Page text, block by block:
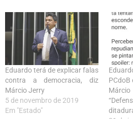
Eduardo terá de explicar falas
contra a democracia, diz
Márcio Jerry
5 de novembro de 2019
Em "Estado"
PCdoB